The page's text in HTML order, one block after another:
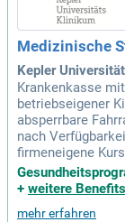
Medizinische
Kepler
Krankenkasse
betriebseigener
absperrbare
nach
firmeneigene
+ weitere Benefits
mehr erfahren